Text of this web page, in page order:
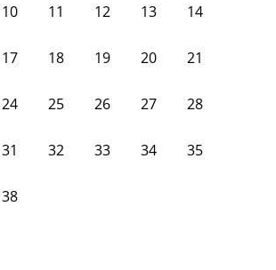
10 11 12 13 14
17 18 19 20 21
24 25 26 27 28
31 32 33 34 35
38